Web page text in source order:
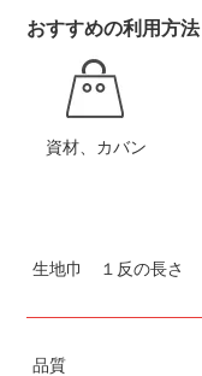
おすすめの利用方法
資材、カバン
生地巾 １反の長さ
品質